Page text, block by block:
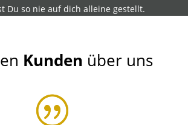
Du so nie auf dich alleine gestellt.
Kunden über uns